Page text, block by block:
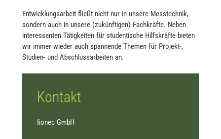
Entwicklungsarbeit fließt nicht nur in unsere Messtechnik,
sondern auch in unsere (zukünftigen) Fachkräfte. Neben
interessanten Tätigkeiten für studentische Hilfskräfte bieten
wir immer wieder auch spannende Themen für Projekt-,
Studien- und Abschlussarbeiten an.
Kontakt
fionec GmbH